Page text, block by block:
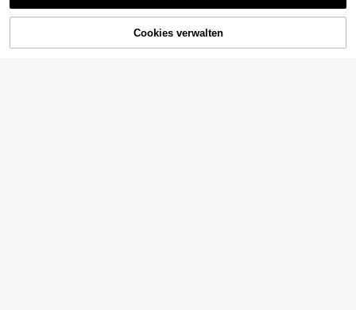
JETZT EINKAUFEN
Cookies verwalten